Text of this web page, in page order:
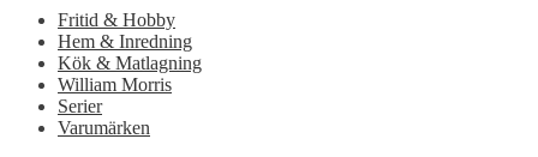
Fritid & Hobby
Hem & Inredning
Kök & Matlagning
William Morris
Serier
Varumärken